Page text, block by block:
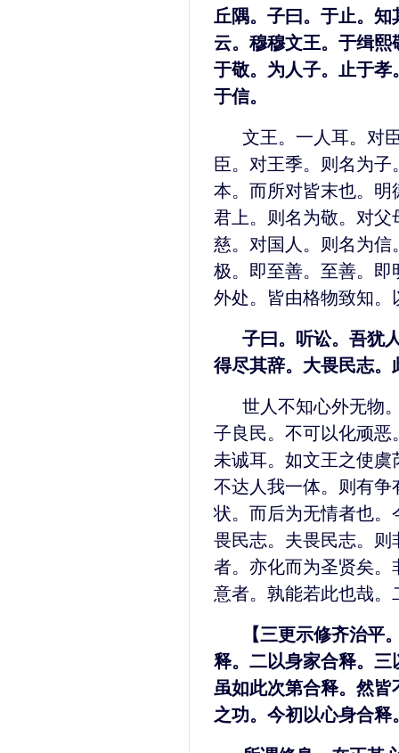
丘隅。子曰。于止。
云。穆穆文王。于缉
于敬。为人子。止于
于信。
文王。一人耳。对
臣。对王季。则名为
本。而所对皆末也。
君上。则名为敬。对
慈。对国人。则名为
极。即至善。至善。
外处。皆由格物致知
子曰。听讼。吾犹
得尽其辞。大畏民志。
世人不知心外无物
子良民。不可以化顽
未诚耳。如文王之使
不达人我一体。则有
状。而后为无情者也
畏民志。夫畏民志。
者。亦化而为圣贤矣
意者。孰能若此也哉
【三更示修齐治平
释。二以身家合释。
虽如此次第合释。然
之功。今初以心身合释